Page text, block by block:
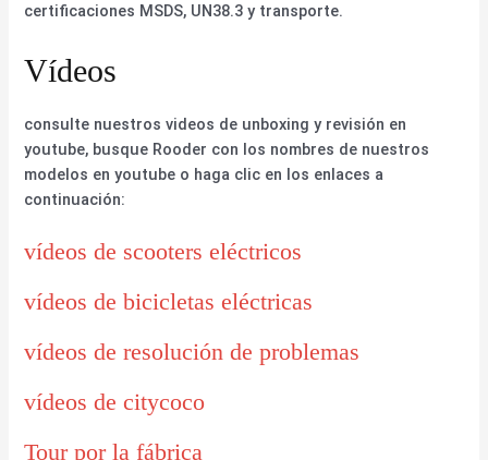
certificaciones MSDS, UN38.3 y transporte.
Vídeos
consulte nuestros videos de unboxing y revisión en
youtube, busque Rooder con los nombres de nuestros
modelos en youtube o haga clic en los enlaces a
continuación:
vídeos de scooters eléctricos
vídeos de bicicletas eléctricas
vídeos de resolución de problemas
vídeos de citycoco
Tour por la fábrica